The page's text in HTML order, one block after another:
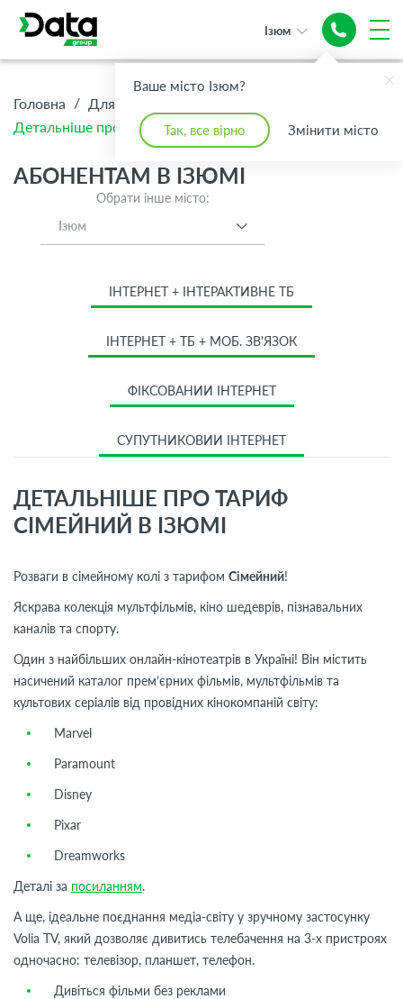
Ваше місто Ізюм?
Так, все вірно Змінити місто
Ізюм
Головна / Для Дому
Детальніше про тариф Сімейний
АБОНЕНТАМ В ІЗЮМІ
Обрати інше місто:
Ізюм
ІНТЕРНЕТ + ІНТЕРАКТИВНЕ ТБ
ІНТЕРНЕТ + ТБ + МОБ. ЗВ'ЯЗОК
ФІКСОВАНИЙ ІНТЕРНЕТ
СУПУТНИКОВИЙ ІНТЕРНЕТ
ДЕТАЛЬНІШЕ ПРО ТАРИФ
СІМЕЙНИЙ В ІЗЮМІ
Розваги в сімейному колі з тарифом Сімейний!
Яскрава колекція мультфільмів, кіно шедеврів, пізнавальних
каналів та спорту.
Один з найбільших онлайн-кінотеатрів в Україні! Він містить
насичений каталог прем’єрних фільмів, мультфільмів та
культових серіалів від провідних кінокомпаній світу:
Marvel
Paramount
Disney
Pixar
Dreamworks
Деталі за посиланням.
А ще, ідеальне поєднання медіа-світу у зручному застосунку
Volia TV, який дозволяє дивитись телебачення на 3-х пристроях
одночасно: телевізор, планшет, телефон.
Дивіться фільми без реклами